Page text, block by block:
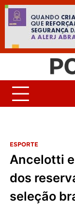
content
ESPORTE
Ancelotti
dos
seleção